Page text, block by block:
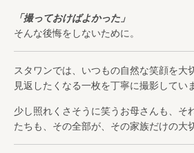
「撮っておけばよかった」
そんな後悔をしないために。
スタワンでは、いつもの自然な笑顔を大
見返したくなる一枚を丁寧に撮影してい
少し照れくさそうに笑うお母さんも、そ
たちも、その全部が、その家族だけの大